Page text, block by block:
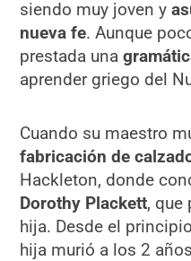
siendo muy joven y
nueva fe. Aunque
prestada una
aprender griego del
Cuando su maestro
fabricación de
Hackleton, donde
Dorothy Plackett, que
hija. Desde el
hija murió a los 2